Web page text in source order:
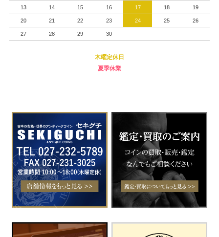
13 14 15 16 17 18 19
20 21 22 23 24 25 26
27 28 29 30
木曜定休日
夏季休業